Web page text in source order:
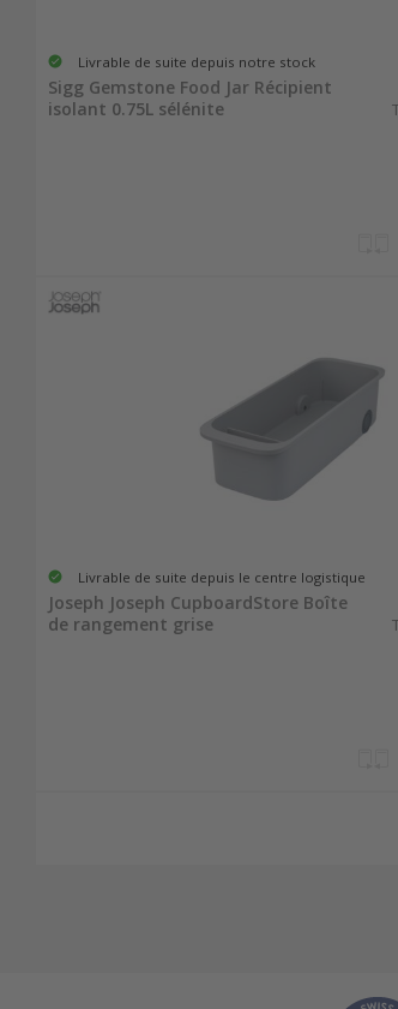
Livrable de suite depuis notre stock
Sigg Gemstone Food Jar Récipient
isolant 0.75L sélénite
Livrable de suite depuis le centre logistique
Joseph Joseph CupboardStore Boîte
de rangement grise